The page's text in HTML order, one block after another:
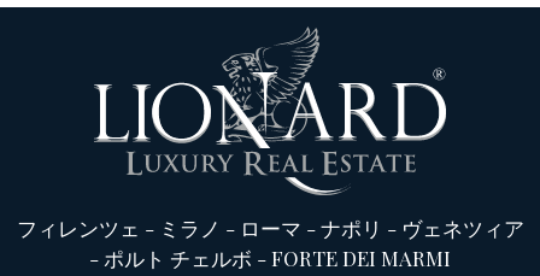
フィレンツェ - ミラノ - ローマ -ナポリ - ヴェネツィア
- ポルト チェルボ -FORTE DEI MARMI